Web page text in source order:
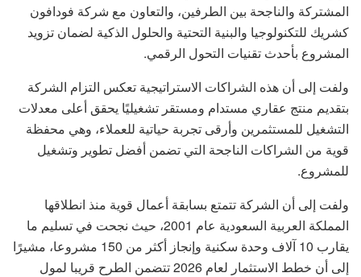
المشتركة والناجحة بين الطرفين، والتعاون مع شركة فودافون
كشريك للتكنولوجيا والبنية التحتية والحلول الذكية لضمان تزويد
المشروع بأحدث تقنيات التحول الرقمي.
ولفت إلى أن هذه الشراكات الاستراتيجية تعكس التزام الشركة
بتقديم منتج عقاري مستدام ومستقر تشغيليًا يحقق أعلى معدلات
التشغيل للمستثمرين وأرقى تجربة حياتية للعملاء، وهي محفظة
قوية من الشراكات الناجحة التي تضمن أفضل تطوير وتشغيل
للمشروع.
ولفت إلى أن الشركة تتمتع بسابقة أعمال قوية منذ انطلاقها
المملكة العربية السعودية عام 2001، حيث نجحت في تسليم ما
يقارب 10 آلاف وحدة سكنية وإنجاز أكثر من 150 مشروعا، مشيرًا
إلى أن خطط الاستثمار لعام 2026 تتضمن الطرح قريبا لمول